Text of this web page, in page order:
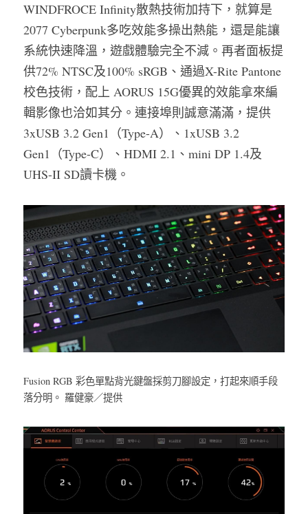
WINDFROCE Infinity散熱技術加持下，就算是
2077 Cyberpunk多吃效能多操出熱能，還是能讓
系統快速降溫，遊戲體驗完全不減。再者面板提
供72% NTSC及100% sRGB、通過X-Rite Pantone
校色技術，配上 AORUS 15G優異的效能拿來編
輯影像也洽如其分。連接埠則誠意滿滿，提供
3xUSB 3.2 Gen1（Type-A）、1xUSB 3.2
Gen1（Type-C）、HDMI 2.1、mini DP 1.4及
UHS-II SD讀卡機。
Fusion RGB 彩色單點背光鍵盤採剪刀腳設定，打起來順手段
落分明。 羅健豪／提供